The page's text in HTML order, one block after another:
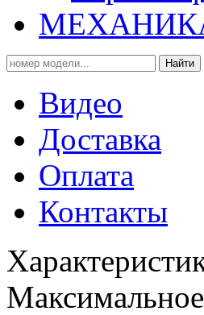
Найти
Видео
Доставка
Оплата
Контакты